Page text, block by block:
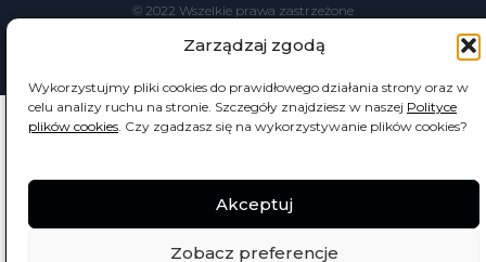
Zarządzaj zgodą
Wykorzystujmy pliki cookies do prawidłowego działania strony oraz w
celu analizy ruchu na stronie. Szczegóły znajdziesz w naszej Polityce
plików cookies. Czy zgadzasz się na wykorzystywanie plików cookies?
Akceptuj
Zobacz preferencje
© 2022 Wszelkie prawa zastrzeżone